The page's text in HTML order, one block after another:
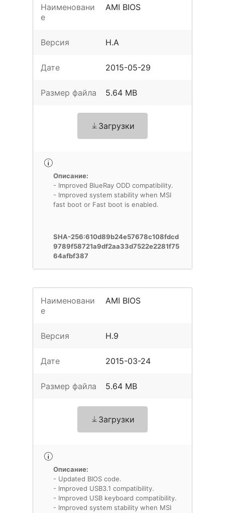
Наименовани
е
AMI BIOS
Версия H.A
Дате 2015-05-29
Размер файла 5.64 MB
Загрузки
Описание:
- Improved BlueRay ODD compatibility.
- Improved system stability when MSI
fast boot or Fast boot is enabled.
SHA-256:610d89b24e57678c108fdcd
9789f58721a9df2aa33d7522e2281f75
64afbf387
Наименовани
е
AMI BIOS
Версия H.9
Дате 2015-03-24
Размер файла 5.64 MB
Загрузки
Описание:
- Updated BIOS code.
- Improved USB3.1 compatibility.
- Improved USB keyboard compatibility.
- Improved system stability when MSI